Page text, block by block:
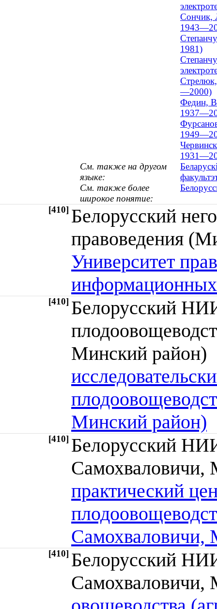
Сончик,
1981)
—2000)
Федин,
См. также на другом
языке:
См. также более
широкое понятие:
[410] Белорусский
правоведения
Университет
[410] Белорусский
Минский
Минский район)
[410] Белорусский
практический
Самохваловичи,
[410] Белорусский